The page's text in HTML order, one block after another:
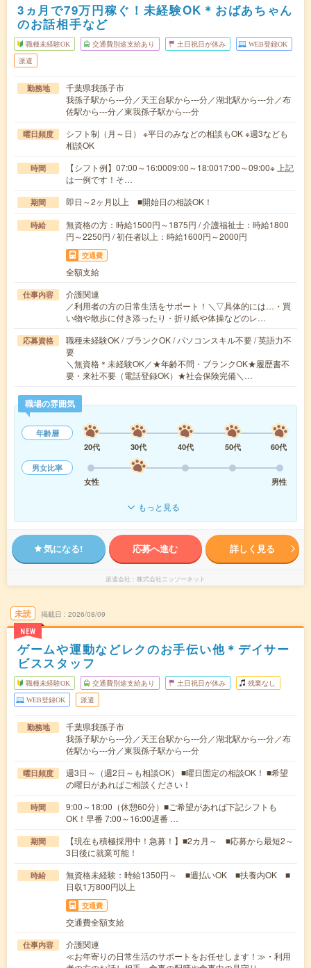
3ヵ月で79万円稼ぐ！未経験OK＊おばあちゃん
のお話相手など
職種未経験OK 交通費別途支給あり 土日祝日が休み WEB登録OK
派遣
勤務地
千葉県我孫子市
我孫子駅から---分／天王台駅から---分／湖北駅から---分／布
佐駅から---分／東我孫子駅から---分
曜日頻度
シフト制（月～日） ※平日のみなどの相談もOK ※週3なども
相談OK
時間
【シフト例】07:00～16:0009:00～18:0017:00～09:00※ 上記
は一例です！そ…
期間 即日～2ヶ月以上 ■開始日の相談OK！
時給
無資格の方：時給1500円～1875円 / 介護福祉士：時給1800
円～2250円 / 初任者以上：時給1600円～2000円
交通費
全額支給
仕事内容
介護関連
／利用者の方の日常生活をサポート！＼▽具体的には…・買
い物や散歩に付き添ったり・折り紙や体操などのレ…
応募資格
職種未経験OK / ブランクOK / パソコンスキル不要 / 英語力不
要
＼無資格＊未経験OK／★年齢不問・ブランクOK★履歴書不
要・来社不要（電話登録OK）★社会保険完備＼…
職場の雰囲気
年齢層
20代
30代 40代 50代
60代
男女比率
女性
男性
もっと見る
気になる! 応募へ進む 詳しく見る
派遣会社 株式会社ニッソーネット
未読
NEW
掲載日 2026/08/09
ゲームや運動などレクのお手伝い他＊デイサー
ビススタッフ
職種未経験OK 交通費別途支給あり 土日祝日が休み 残業なし
WEB登録OK 派遣
勤務地
千葉県我孫子市
我孫子駅から---分／天王台駅から---分／湖北駅から---分／布
佐駅から---分／東我孫子駅から---分
曜日頻度
週3日～（週2日～も相談OK） ■曜日固定の相談OK！ ■希望
の曜日があればご相談ください！
時間
9:00～18:00（休憩60分）■ご希望があれば下記シフトも
OK！早番 7:00～16:00遅番 …
期間
【現在も積極採用中！急募！】■2カ月～ ■応募から最短2～
3日後に就業可能！
時給
無資格未経験：時給1350円～ ■週払いOK ■扶養内OK ■
日収1万800円以上
交通費
交通費全額支給
仕事内容
介護関連
≪お年寄りの日常生活のサポートをお任せします！≫・利用